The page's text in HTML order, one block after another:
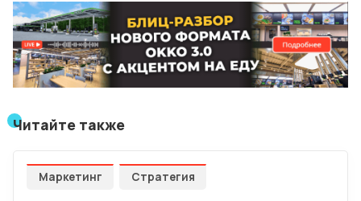
Читайте также
Маркетинг Стратегия